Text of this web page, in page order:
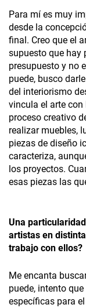
Para mí es muy
desde la
final. Creo que el
supuesto que hay
presupuesto y no
puede, busco
del interiorismo
vincula el arte con
proceso creativo
realizar muebles,
piezas de diseño
caracteriza,
los proyectos.
esas piezas las
Una
artistas en
trabajo con ellos?
Me encanta
puede, intento
específicas para